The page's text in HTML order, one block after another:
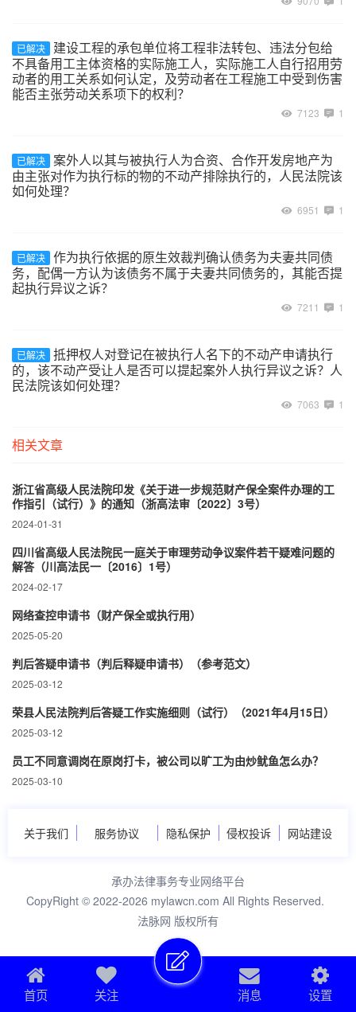
已解决
建设工程的承包单位将工程非法转包、违法分包给
不具备用工主体资格的实际施工人，实际施工人自行招用劳
动者的用工关系如何认定，及劳动者在工程施工中受到伤害
能否主张劳动关系项下的权利？
7123 1
已解决 案外人以其与被执行人为合资、合作开发房地产为
由主张对作为执行标的物的不动产排除执行的，人民法院该
如何处理？
6951 1
已解决 作为执行依据的原生效裁判确认债务为夫妻共同债
务，配偶一方认为该债务不属于夫妻共同债务的，其能否提
起执行异议之诉？
7211 1
已解决 抵押权人对登记在被执行人名下的不动产申请执行
的，该不动产受让人是否可以提起案外人执行异议之诉？人
民法院该如何处理？
7063 1
相关文章
浙江省高级人民法院印发《关于进一步规范财产保全案件办理的工
作指引（试行）》的通知（浙高法审〔2022〕3号）
2024-01-31
四川省高级人民法院民一庭关于审理劳动争议案件若干疑难问题的
解答（川高法民一〔2016〕1号）
2024-02-17
网络查控申请书（财产保全或执行用）
2025-05-20
判后答疑申请书（判后释疑申请书）（参考范文）
2025-03-12
荣县人民法院判后答疑工作实施细则（试行）（2021年4月15日）
2025-03-12
员工不同意调岗在原岗打卡，被公司以旷工为由炒鱿鱼怎么办？
2025-03-10
关于我们 服务协议 隐私保护 侵权投诉 网站建设
承办法律事务专业网络平台
CopyRight © 2022-2026 mylawcn.com All Rights Reserved.
法脉网 版权所有
首页 关注 消息 设置